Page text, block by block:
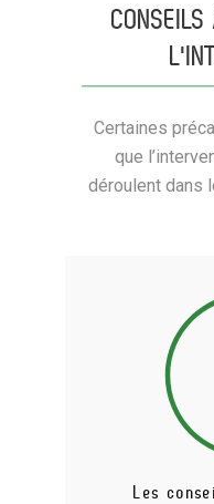
Certaines
que
déroulent dans
Les